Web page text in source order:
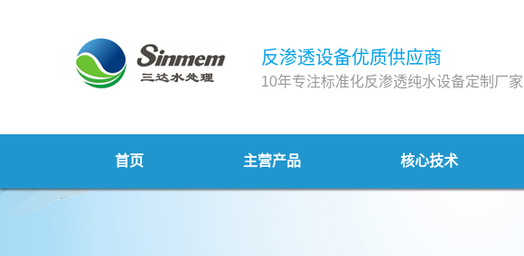
反渗透设备优质供应商
10年专注标准化反渗透纯水设备定制厂家
首页 主营产品 核心技术